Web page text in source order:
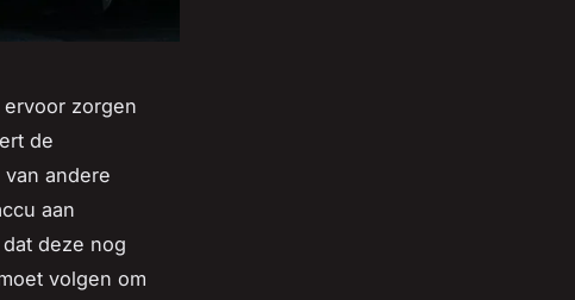
zorgen
de
andere
aan
deze nog
volgen om